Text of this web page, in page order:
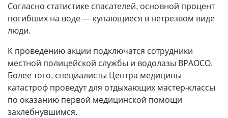
Согласно статистике спасателей, основной процент
погибших на воде — купающиеся в нетрезвом виде
люди.
К проведению акции подключатся сотрудники
местной полицейской службы и водолазы ВРАОСО.
Более того, специалисты Центра медицины
катастроф проведут для отдыхающих мастер-классы
по оказанию первой медицинской помощи
захлебнувшимся.